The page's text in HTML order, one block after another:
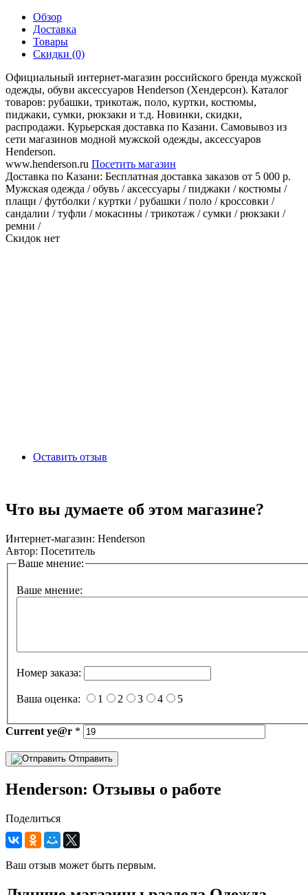
Обзор
Доставка
Товары
Скидки (0)
Официальный интернет-магазин российского бренда мужской
одежды, обуви аксессуаров Henderson (Хендерсон). Каталог
товаров: рубашки, трикотаж, поло, куртки, костюмы,
пиджаки, сумки, рюкзаки и т.д. Новинки, скидки,
распродажи. Курьерская доставка по Казани. Самовывоз из
сети магазинов модной мужской одежды, аксессуаров
Henderson.
www.henderson.ru Посетить магазин
Доставка по Казани: Бесплатная доставка заказов от 5 000 р.
Мужская одежда / обувь / аксессуары / пиджаки / костюмы /
плащи / футболки / куртки / рубашки / поло / кроссовки /
сандалии / туфли / мокасины / трикотаж / сумки / рюкзаки /
ремни /
Скидок нет
Оставить отзыв
Что вы думаете об этом магазине?
Интернет-магазин: Henderson
Автор: Посетитель
Ваше мнение:
Ваше мнение:
Номер заказа:
Ваша оценка: 1 2 3 4 5
Current ye@r *
Отправить
Henderson: Отзывы о работе
Поделиться
Ваш отзыв может быть первым.